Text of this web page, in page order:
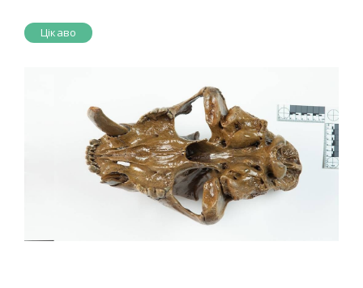
Цікаво